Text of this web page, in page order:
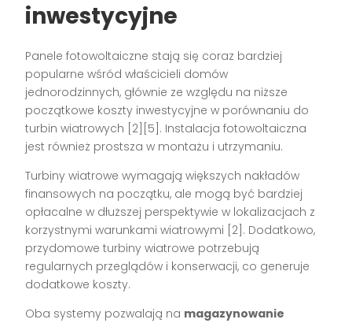
inwestycyjne
Panele fotowoltaiczne stają się coraz bardziej
popularne wśród właścicieli domów
jednorodzinnych, głównie ze względu na niższe
początkowe koszty inwestycyjne w porównaniu do
turbin wiatrowych [2][5]. Instalacja fotowoltaiczna
jest również prostsza w montażu i utrzymaniu.
Turbiny wiatrowe wymagają większych nakładów
finansowych na początku, ale mogą być bardziej
opłacalne w dłuższej perspektywie w lokalizacjach z
korzystnymi warunkami wiatrowymi [2]. Dodatkowo,
przydomowe turbiny wiatrowe potrzebują
regularnych przeglądów i konserwacji, co generuje
dodatkowe koszty.
Oba systemy pozwalają na magazynowanie